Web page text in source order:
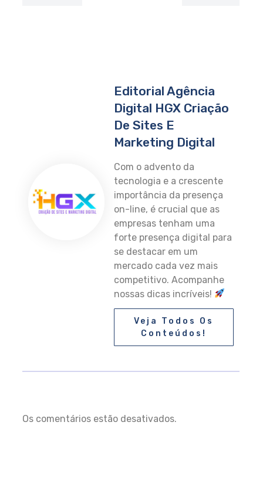
Editorial Agência
Digital HGX Criação
De Sites E
Marketing Digital
Com o advento da
tecnologia e a crescente
importância da presença
on-line, é crucial que as
empresas tenham uma
forte presença digital para
se destacar em um
mercado cada vez mais
competitivo. Acompanhe
nossas dicas incríveis!
Veja Todos Os
Conteúdos!
Os comentários estão desativados.